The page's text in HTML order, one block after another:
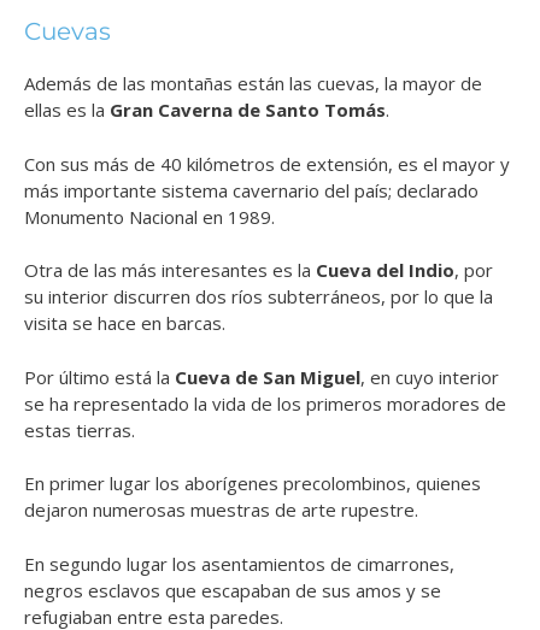
Cuevas
Además de las montañas están las cuevas, la mayor de
ellas es la Gran Caverna de Santo Tomás.
Con sus más de 40 kilómetros de extensión, es el mayor y
más importante sistema cavernario del país; declarado
Monumento Nacional en 1989.
Otra de las más interesantes es la Cueva del Indio, por
su interior discurren dos ríos subterráneos, por lo que la
visita se hace en barcas.
Por último está la Cueva de San Miguel, en cuyo interior
se ha representado la vida de los primeros moradores de
estas tierras.
En primer lugar los aborígenes precolombinos, quienes
dejaron numerosas muestras de arte rupestre.
En segundo lugar los asentamientos de cimarrones,
negros esclavos que escapaban de sus amos y se
refugiaban entre esta paredes.